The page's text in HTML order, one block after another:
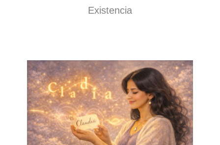
Existencia